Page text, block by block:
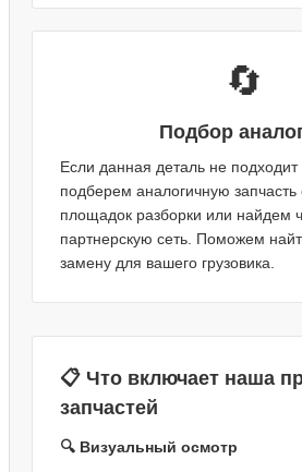
🔄
Подбор
Если данная деталь не
подберем аналогичную
площадок разборки или найдем
партнерскую сеть. Поможем
замену для вашего грузовика.
📋 Что включает наша
запчастей
🔍 Визуальный осмотр